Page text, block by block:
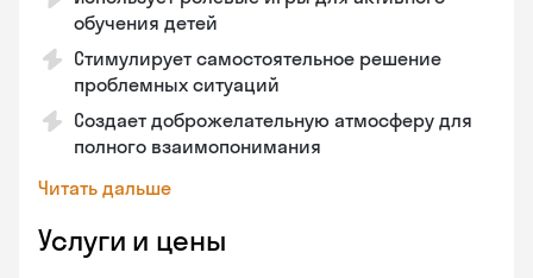
обучения детей
Стимулирует самостоятельное решение
проблемных ситуаций
Создает доброжелательную атмосферу для
полного взаимопонимания
Читать дальше
Услуги и цены